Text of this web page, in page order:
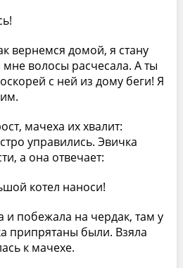
вернемся домой, я стану
волосы расчесала. А ты
с ней из дому беги! Я
мачеха их хвалит:
управились. Эвичка
а она отвечает:
котел наноси!
и побежала на чердак, там у
припрятаны были. Взяла
к мачехе.